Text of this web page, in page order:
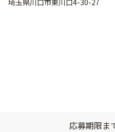
埼玉県川口市東川口4-30-27
応募期限ま